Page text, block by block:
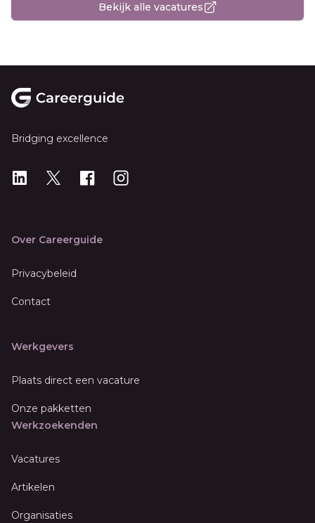
Bekijk alle vacatures
Bridging excellence
LinkedIn
X Instagram
Over Careerguide
Privacybeleid
Contact
Werkgevers
Plaats direct een vacature
Onze pakketten
Werkzoekenden
Vacatures
Artikelen
Organisaties